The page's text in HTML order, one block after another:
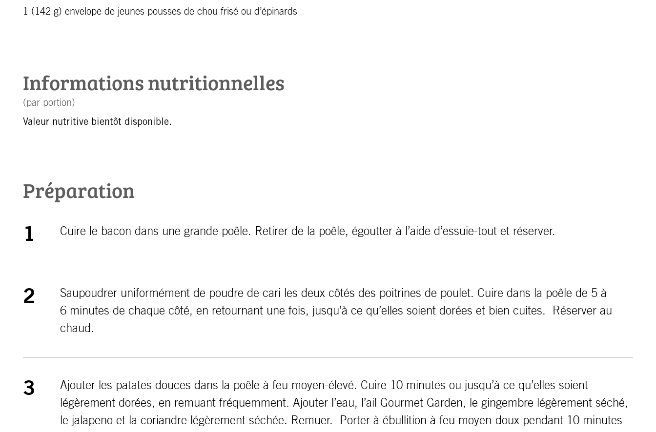
1 (142 g) envelope de jeunes pousses de chou frisé ou d’épinards
Informations nutritionnelles
(par portion)
Valeur nutritive bientôt disponible.
Préparation
1 Cuire le bacon dans une grande poêle. Retirer de la poêle, égoutter à l’aide d’essuie-tout et réserver.
2
Saupoudrer uniformément de poudre de cari les deux côtés des poitrines de poulet. Cuire dans la poêle de 5 à
6 minutes de chaque côté, en retournant une fois, jusqu’à ce qu’elles soient dorées et bien cuites. Réserver au
chaud.
3
Ajouter les patates douces dans la poêle à feu moyen-élevé. Cuire 10 minutes ou jusqu’à ce qu’elles soient
légèrement dorées, en remuant fréquemment. Ajouter l’eau, l’ail Gourmet Garden, le gingembre légèrement séché,
le jalapeno et la coriandre légèrement séchée. Remuer. Porter à ébullition à feu moyen-doux pendant 10 minutes